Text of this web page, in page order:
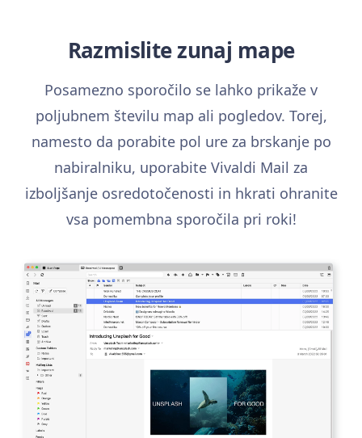
Razmislite zunaj mape
Posamezno sporočilo se lahko prikaže v
poljubnem številu map ali pogledov. Torej,
namesto da porabite pol ure za brskanje po
nabiralniku, uporabite Vivaldi Mail za
izboljšanje osredotočenosti in hkrati ohranite
vsa pomembna sporočila pri roki!